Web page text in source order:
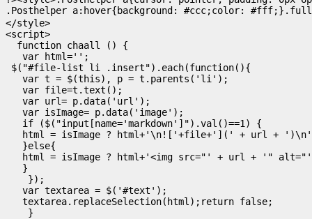
.Posthelper a:hover{background: #ccc;color:
</style>
<script>
  function chaall () {
   var html='';
$("#file-list li .insert").each(function(){
   var t = $(this), p = t.parents('li');
   var file=t.text();
   var url= p.data('url');
   var isImage= p.data('image');
   if ($("input[name='markdown']").val()==1) {
html = isImage ? html+'\n!['+file+'](' + url +
   }else{
html = isImage ? html+'<img src="' + url + '"
   }
    });
   var textarea = $('#text');
   textarea.replaceSelection(html);return false;
    }